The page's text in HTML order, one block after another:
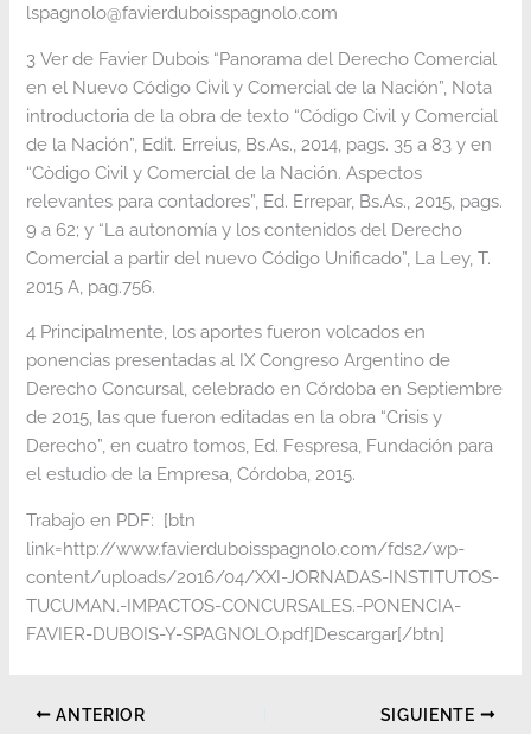
lspagnolo@favierduboisspagnolo.com
3 Ver de Favier Dubois “Panorama del Derecho Comercial
en el Nuevo Código Civil y Comercial de la Nación”, Nota
introductoria de la obra de texto “Código Civil y Comercial
de la Nación”, Edit. Erreius, Bs.As., 2014, pags. 35 a 83 y en
“Còdigo Civil y Comercial de la Nación. Aspectos
relevantes para contadores”, Ed. Errepar, Bs.As., 2015, pags.
9 a 62; y “La autonomía y los contenidos del Derecho
Comercial a partir del nuevo Código Unificado”, La Ley, T.
2015 A, pag.756.
4 Principalmente, los aportes fueron volcados en
ponencias presentadas al IX Congreso Argentino de
Derecho Concursal, celebrado en Córdoba en Septiembre
de 2015, las que fueron editadas en la obra “Crisis y
Derecho”, en cuatro tomos, Ed. Fespresa, Fundación para
el estudio de la Empresa, Córdoba, 2015.
Trabajo en PDF: [btn
link=http://www.favierduboisspagnolo.com/fds2/wp-
content/uploads/2016/04/XXI-JORNADAS-INSTITUTOS-
TUCUMAN.-IMPACTOS-CONCURSALES.-PONENCIA-
FAVIER-DUBOIS-Y-SPAGNOLO.pdf]Descargar[/btn]
ANTERIOR SIGUIENTE